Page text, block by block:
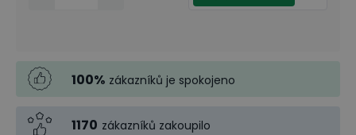
100% zákazníků je spokojeno
1170 zákazníků zakoupilo